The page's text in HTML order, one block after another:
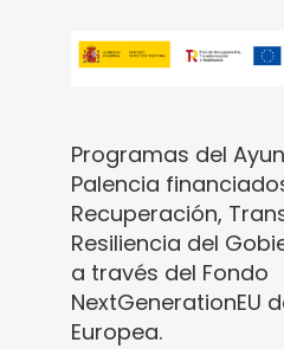
Programas del
Palencia
Recuperación,
Resiliencia del
a través del Fondo
NextGenerationEU
Europea.